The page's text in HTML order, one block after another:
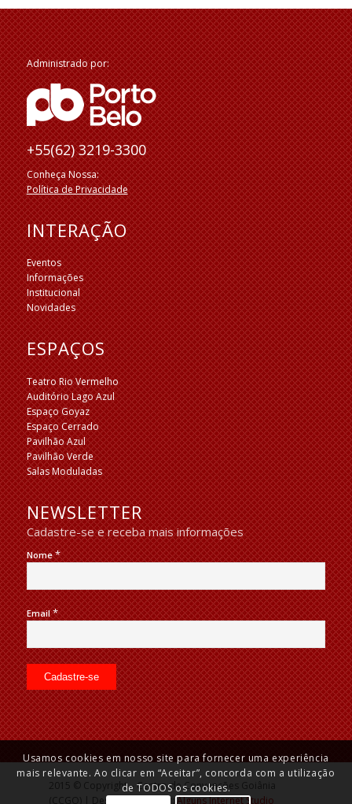
Administrado por:
+55(62) 3219-3300
Conheça Nossa:
Política de Privacidade
INTERAÇÃO
Eventos
Informações
Institucional
Novidades
ESPAÇOS
Teatro Rio Vermelho
Auditório Lago Azul
Espaço Goyaz
Espaço Cerrado
Pavilhão Azul
Pavilhão Verde
Salas Moduladas
NEWSLETTER
Cadastre-se e receba mais informações
Nome*
Email*
2015 © Copyright – Centro de Convenções Goiânia
(CCGO) | Desenvolvido por:Alguns Internet Studio
Usamos cookies em nosso site para fornecer uma experiência
mais relevante. Ao clicar em “Aceitar”, concorda com a utilização
de TODOS os cookies.